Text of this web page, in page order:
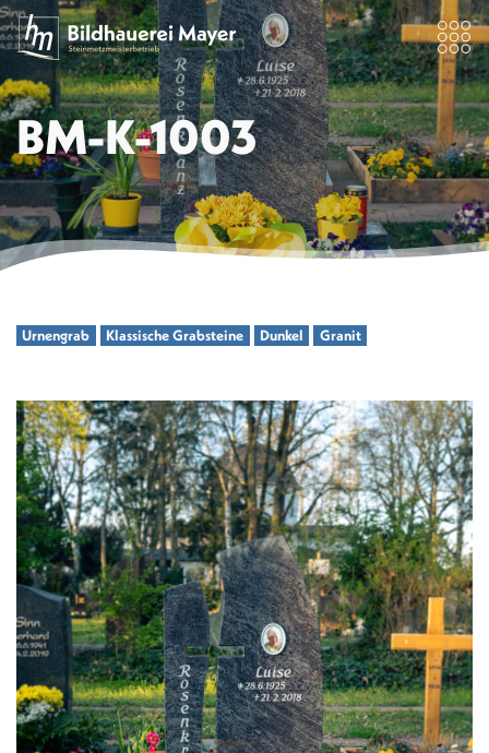
BM-K-1003
Urnengrab Klassische Grabsteine Dunkel Granit